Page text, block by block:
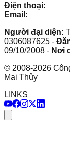
Điện thoại:
Email:
Người đại diện:
0306087625 -
09/10/2008 - Nơi
© 2008-2026
Mai Thủy
LINKS